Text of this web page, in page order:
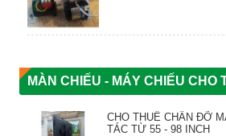
MÀN CHIẾU - MÁY CHIẾU CHO
CHO THUÊ CHÂN ĐỠ
TÁC TỪ 55 - 98 INCH